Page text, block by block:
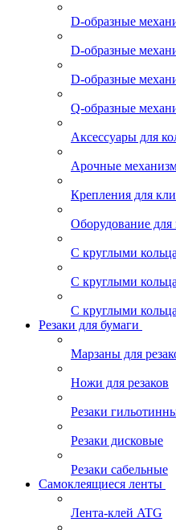
D-образные
D-образные
D-образные
Q-образные
Аксессуары для
Арочные
Крепления для
Оборудование
С круглыми
С круглыми
С круглыми
Резаки для бумаги
Марзаны для
Ножи для резаков
Резаки
Резаки дисковые
Резаки сабельные
Самоклеящиеся ленты
Лента-клей ATG